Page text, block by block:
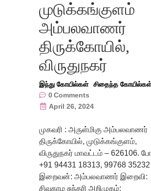
முடுக்கங்குளம்
அம்பலவாணர்
திருக்கோயில்,
விருதுநகர்
இந்து கோயில்கள்
சிதைந்த
0Comments
April 26, 2024
முகவரி : அருள்மிகு அம்பலவாணர்
திருக்கோயில், முடுக்கங்குளம்,
விருதுநகர் மாவட்டம் – 626106.
+91 94431 18313, 99768 35232
இறைவன்: அம்பலவாணர் இறைவி:
சிவகாம சுந்தரி அறிமுகம்: